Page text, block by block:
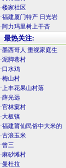
·楼家社区
·福建厦门特产 日光岩
·阿力玛里树上干杏
最热关注:
·墨西哥人 重视家庭生
·泥脚巷村
·口水鸡
·梅山村
·上丰花果山村落
·薛光远
·官林窠村
·大板镇
·福建莆仙民俗中大米的
·古浪玉米
·曾三
·麻砂滩村
·曼杜拉